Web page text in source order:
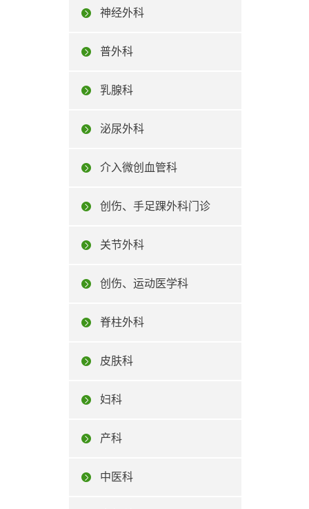
神经外科
普外科
乳腺科
泌尿外科
介入微创血管科
创伤、手足踝外科门诊
关节外科
创伤、运动医学科
脊柱外科
皮肤科
妇科
产科
中医科